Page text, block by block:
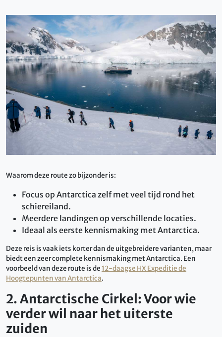
Waarom deze route zo bijzonder is:
Focus op Antarctica zelf met veel tijd rond het
schiereiland.
Meerdere landingen op verschillende locaties.
Ideaal als eerste kennismaking met Antarctica.
Deze reis is vaak iets korter dan de uitgebreidere varianten, maar
biedt een zeer complete kennismaking met Antarctica. Een
voorbeeld van deze route is de 12-daagse HX Expeditie de
Hoogtepunten van Antarctica.
2. Antarctische Cirkel: Voor wie
verder wil naar het uiterste
zuiden